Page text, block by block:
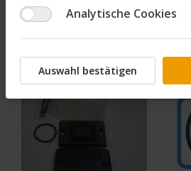
Filtern Sortieren
Analytische Cookies
Auswahl bestätigen